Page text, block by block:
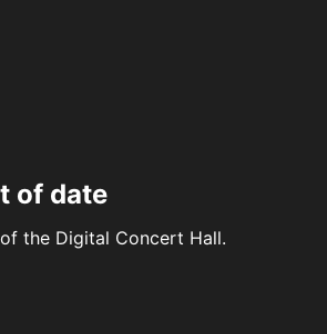
of date
the Digital Concert Hall.